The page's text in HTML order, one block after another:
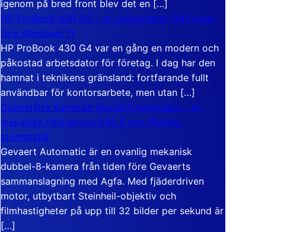
igenom på bred front blev det en […]
HP ProBook 430 G4 – en arbetsdator från tiden
före Windows 11
HP ProBook 430 G4 var en gång en modern och
påkostad arbetsdator för företag. I dag har den
hamnat i teknikens gränsland: fortfarande fullt
användbar för kontorsarbete, men utan […]
Dubbelåtta Kameran Gevaert Automatic – en
mekanisk filmkamera från 8 mm-filmens
storhetstid
Gevaert Automatic är en ovanlig mekanisk
dubbel-8-kamera från tiden före Gevaerts
sammanslagning med Agfa. Med fjäderdriven
motor, utbytbart Steinheil-objektiv och
filmhastigheter på upp till 32 bilder per sekund är
[…]